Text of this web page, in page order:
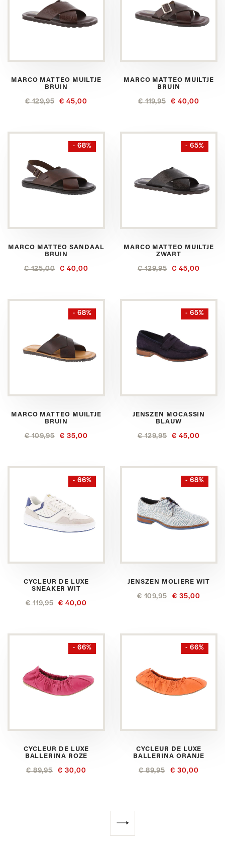
MARCO MATTEO MUILTJE
BRUIN
€ 129,95 € 45,00
MARCO MATTEO MUILTJE
BRUIN
€ 119,95 € 40,00
- 68%
MARCO MATTEO SANDAAL
BRUIN
€ 125,00 € 40,00
- 65%
MARCO MATTEO MUILTJE
ZWART
€ 129,95 € 45,00
- 68%
MARCO MATTEO MUILTJE
BRUIN
€ 109,95 € 35,00
- 65%
JENSZEN MOCASSIN
BLAUW
€ 129,95 € 45,00
- 66%
CYCLEUR DE LUXE
SNEAKER WIT
€ 119,95 € 40,00
- 68%
JENSZEN MOLIERE WIT
€ 109,95 € 35,00
- 66%
CYCLEUR DE LUXE
BALLERINA ROZE
€ 89,95 € 30,00
- 66%
CYCLEUR DE LUXE
BALLERINA ORANJE
€ 89,95 € 30,00